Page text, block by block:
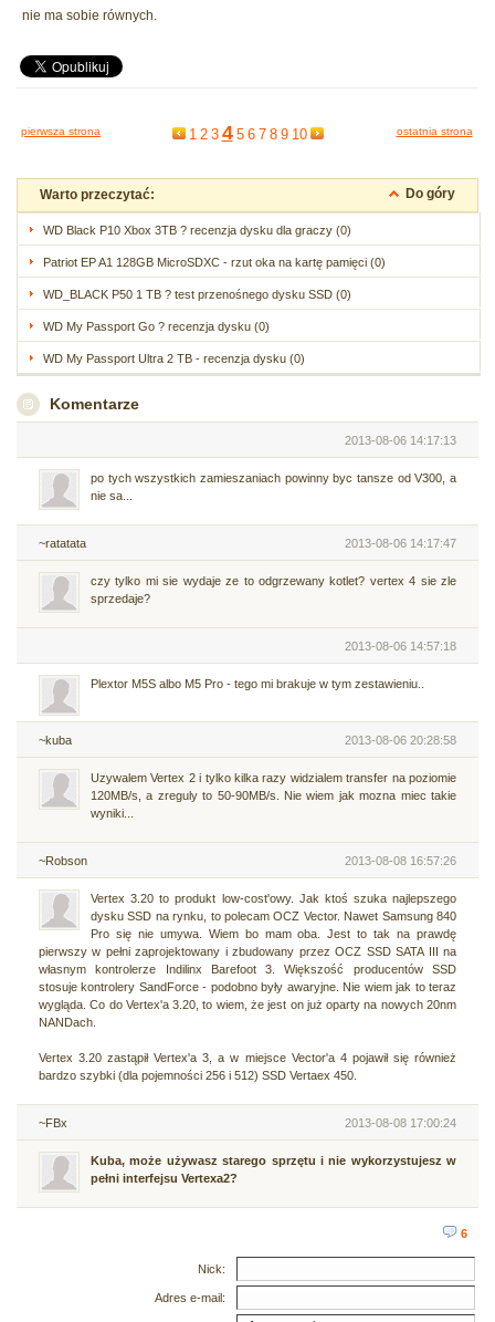
nie ma sobie równych.
pierwsza strona 1 2 3 4 5 6 7 8 9 10 ostatnia strona
Warto przeczytać: Do góry
WD Black P10 Xbox 3TB ? recenzja dysku dla graczy (0)
Patriot EP A1 128GB MicroSDXC - rzut oka na kartę pamięci (0)
WD_BLACK P50 1 TB ? test przenośnego dysku SSD (0)
WD My Passport Go ? recenzja dysku (0)
WD My Passport Ultra 2 TB - recenzja dysku (0)
Komentarze
2013-08-06 14:17:13
po tych wszystkich zamieszaniach powinny byc tansze od V300, a
nie sa...
~ratatata 2013-08-06 14:17:47
czy tylko mi sie wydaje ze to odgrzewany kotlet? vertex 4 sie zle
sprzedaje?
2013-08-06 14:57:18
Plextor M5S albo M5 Pro - tego mi brakuje w tym zestawieniu..
~kuba 2013-08-06 20:28:58
Uzywalem Vertex 2 i tylko kilka razy widzialem transfer na poziomie
120MB/s, a zreguly to 50-90MB/s. Nie wiem jak mozna miec takie
wyniki...
~Robson 2013-08-08 16:57:26
Vertex 3.20 to produkt low-cost'owy. Jak ktoś szuka najlepszego
dysku SSD na rynku, to polecam OCZ Vector. Nawet Samsung 840
Pro się nie umywa. Wiem bo mam oba. Jest to tak na prawdę
pierwszy w pełni zaprojektowany i zbudowany przez OCZ SSD SATA III na
własnym kontrolerze Indilinx Barefoot 3. Większość producentów SSD
stosuje kontrolery SandForce - podobno były awaryjne. Nie wiem jak to teraz
wygląda. Co do Vertex'a 3.20, to wiem, że jest on już oparty na nowych 20nm
NANDach.
Vertex 3.20 zastąpił Vertex'a 3, a w miejsce Vector'a 4 pojawił się również
bardzo szybki (dla pojemności 256 i 512) SSD Vertaex 450.
~FBx 2013-08-08 17:00:24
Kuba, może używasz starego sprzętu i nie wykorzystujesz w
pełni interfejsu Vertexa2?
6
Nick:
Adres e-mail: